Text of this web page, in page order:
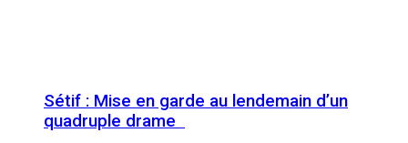
Sétif : Mise en garde au lendemain d’un
quadruple drame